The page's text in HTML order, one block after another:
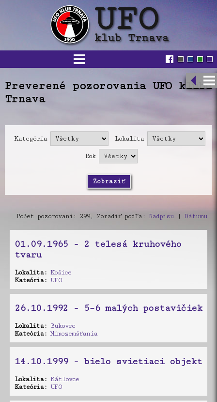
Preverené pozorovania UFO klubu
Trnava
Kategória Lokalita
Rok
Počet pozorovaní: 299, Zoradiť podľa: Nadpisu | Dátumu
01.09.1965 - 2 telesá kruhového
tvaru
Lokalita: Košice
Kateória: UFO
26.10.1992 - 5–6 malých postavičiek
Lokalita: Bukovec
Kateória: Mimozemšťania
14.10.1999 - bielo svietiaci objekt
Lokalita: Kátlovce
Kateória: UFO